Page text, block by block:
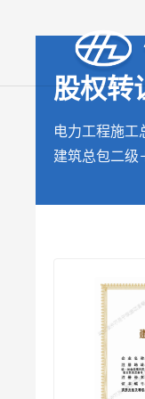
股权转
电力工程施工
建筑总包二级